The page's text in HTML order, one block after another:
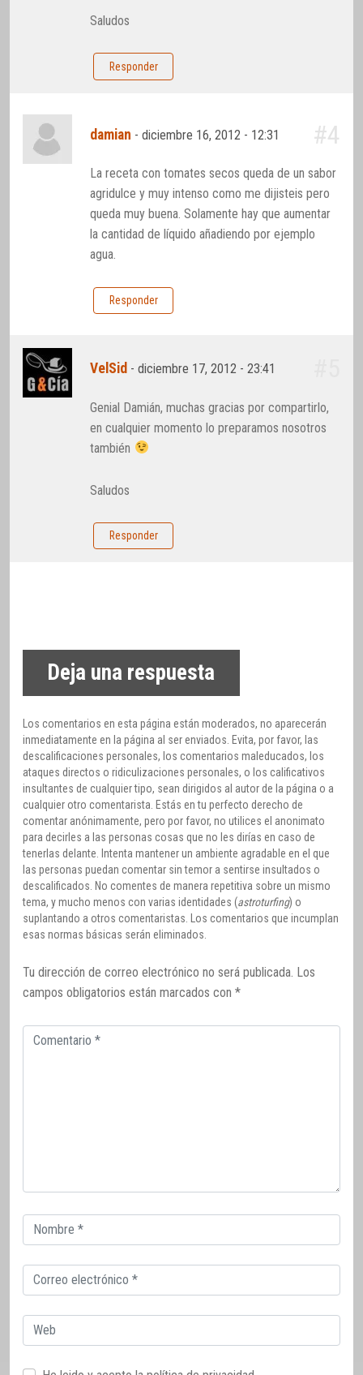
Saludos
Responder
damian -diciembre 16, 2012 - 12:31 #4
La receta con tomates secos queda de un sabor
agridulce y muy intenso como me dijisteis pero
queda muy buena. Solamente hay que aumentar
la cantidad de líquido añadiendo por ejemplo
agua.
Responder
VelSid -diciembre 17, 2012 - 23:41
Genial Damián, muchas gracias por compartirlo,
en cualquier momento lo preparamos nosotros
también
Saludos
Responder
Deja una respuesta
Los comentarios en esta página están moderados, no aparecerán
inmediatamente en la página al ser enviados. Evita, por favor, las
descalificaciones personales, los comentarios maleducados, los
ataques directos o ridiculizaciones personales, o los calificativos
insultantes de cualquier tipo, sean dirigidos al autor de la página o a
cualquier otro comentarista. Estás en tu perfecto derecho de
comentar anónimamente, pero por favor, no utilices el anonimato
para decirles a las personas cosas que no les dirías en caso de
tenerlas delante. Intenta mantener un ambiente agradable en el que
las personas puedan comentar sin temor a sentirse insultados o
descalificados. No comentes de manera repetitiva sobre un mismo
tema, y mucho menos con varias identidades (astroturfing) o
suplantando a otros comentaristas. Los comentarios que incumplan
esas normas básicas serán eliminados.
Tu dirección de correo electrónico no será publicada. Los
campos obligatorios están marcados con *
Comentario
Correo
electrónico
Correo
electrónico
Web